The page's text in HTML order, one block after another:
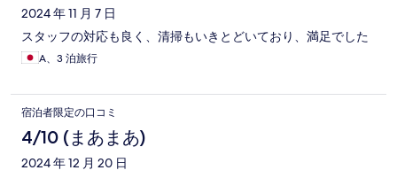
ミ
2024 年 11 月 7 日
スタッフの対応も良く、清掃もいきとどいており、満足でした
A、3 泊旅行
宿泊者限定の口コミ
4/10 (まあまあ)
2024 年 12 月 20 日